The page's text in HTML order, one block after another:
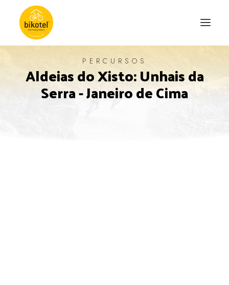
SOBRE NÓS
DESTINOS
PERCURSOS
Aldeias do Xisto: Unhais da
Serra - Janeiro de Cima